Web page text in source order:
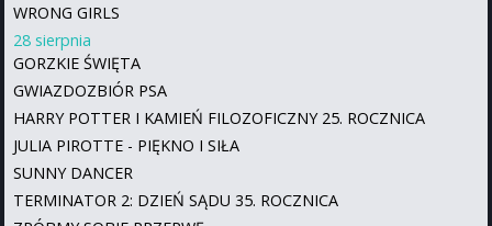
WRONG GIRLS
28 sierpnia
GORZKIE ŚWIĘTA
GWIAZDOZBIÓR PSA
HARRY POTTER I KAMIEŃ FILOZOFICZNY 25. ROCZNICA
JULIA PIROTTE - PIĘKNO I SIŁA
SUNNY DANCER
TERMINATOR 2: DZIEŃ SĄDU 35. ROCZNICA